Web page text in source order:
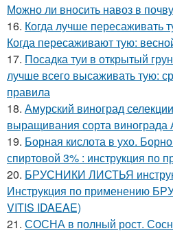
Можно ли вносить навоз в почву
16. Когда лучше пересаживать
Когда пересаживают тую:
17. Посадка туи в открытый
лучше всего высаживать тую:
правила
18. Амурский виноград
выращивания сорта винограда
19. Борная кислота в ухо.
спиртовой 3% : инструкция по
20. БРУСНИКИ ЛИСТЬЯ
Инструкция по применению
VITIS IDAEAE)
21. СОСНА в полный рост.